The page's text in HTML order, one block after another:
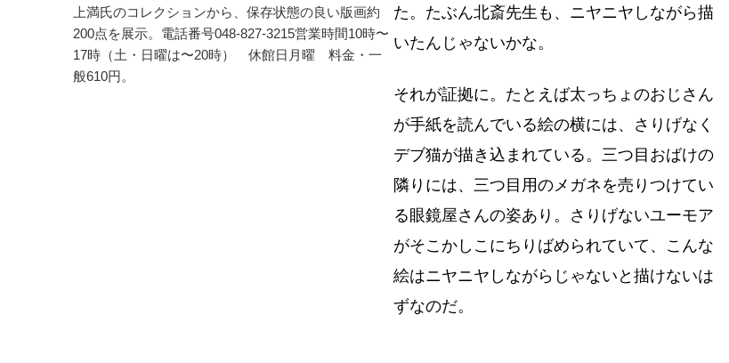
上満氏のコレクションから、保存状態の良い版画約
200点を展示。電話番号048-827-3215営業時間10時〜
17時（土・日曜は〜20時） 休館日月曜 料金・一
般610円。
た。たぶん北斎先生も、ニヤニヤしながら描
いたんじゃないかな。
それが証拠に。たとえば太っちょのおじさん
が手紙を読んでいる絵の横には、さりげなく
デブ猫が描き込まれている。三つ目おばけの
隣りには、三つ目用のメガネを売りつけてい
る眼鏡屋さんの姿あり。さりげないユーモア
がそこかしこにちりばめられていて、こんな
絵はニヤニヤしながらじゃないと描けないは
ずなのだ。